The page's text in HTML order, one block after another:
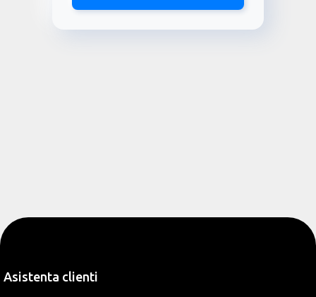
Asistenta clienti